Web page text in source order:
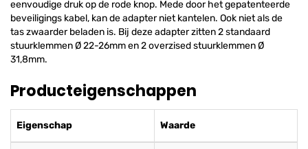
eenvoudige druk op de rode knop. Mede door het gepatenteerde
beveiligings kabel, kan de adapter niet kantelen. Ook niet als de
tas zwaarder beladen is. Bij deze adapter zitten 2 standaard
stuurklemmen Ø 22-26mm en 2 overzised stuurklemmen Ø
31,8mm.
Producteigenschappen
Eigenschap Waarde